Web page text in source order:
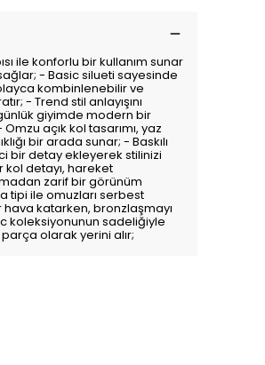
ile konforlu bir kullanım sunar
- Basic silueti sayesinde
kombinlenebilir ve
- Trend stil anlayışını
giyimde modern bir
açık kol tasarımı, yaz
bir arada sunar; - Baskılı
bir detay ekleyerek stilinizi
kol detayı, hareket
zarif bir görünüm
tipi ile omuzları serbest
katarken, bronzlaşmayı
koleksiyonunun sadeliğiyle
olarak yerini alır;